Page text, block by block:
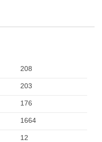
208
203
176
1664
12